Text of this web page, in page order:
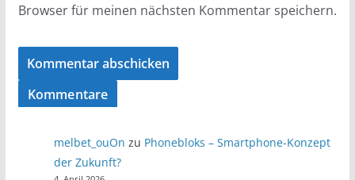
Browser für meinen nächsten Kommentar speichern.
Kommentare
melbet_ouOn zu Phonebloks – Smartphone-Konzept
der Zukunft?